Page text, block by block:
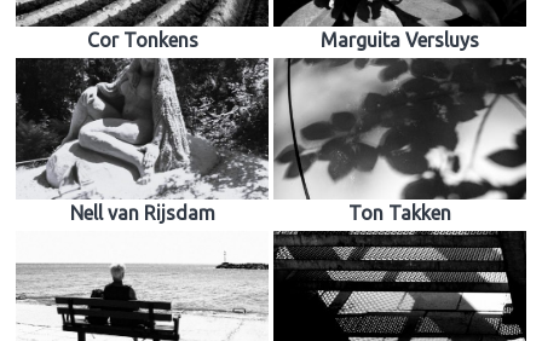
Cor Tonkens Marguita Versluys
Nell van Rijsdam Ton Takken